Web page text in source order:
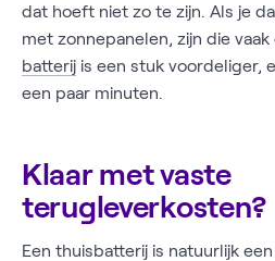
dat hoeft niet zo te zijn. Als je
met zonnepanelen, zijn die vaak
batterij is een stuk voordeliger,
een paar minuten.
Klaar met vaste
terugleverkosten?
Een thuisbatterij is natuurlijk